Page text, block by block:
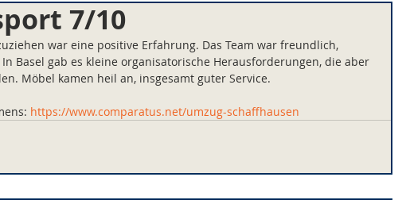
7/10
war eine positive Erfahrung. Das Team war freundlich,
Basel gab es kleine organisatorische Herausforderungen, die aber
Möbel kamen heil an, insgesamt guter Service.
https://www.comparatus.net/umzug-schaffhausen